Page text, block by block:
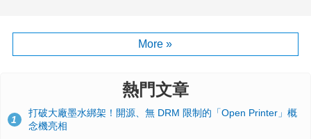
More »
熱門文章
1
打破大廠墨水綁架！開源、無 DRM 限制的「Open Printer」概
念機亮相